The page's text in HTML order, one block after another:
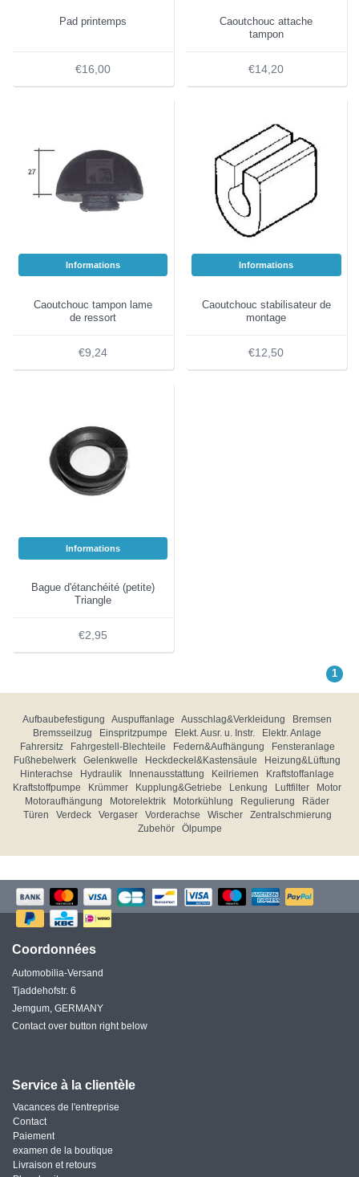
Pad printemps
€16,00
Caoutchouc attache
tampon
€14,20
Informations
Caoutchouc tampon lame
de ressort
€9,24
Informations
Caoutchouc stabilisateur de
montage
€12,50
Informations
Bague d'étanchéité (petite)
Triangle
€2,95
1
Aufbaubefestigung Auspuffanlage Ausschlag&Verkleidung
Bremsen
Bremsseilzug
Einspritzpumpe Elekt. Ausr. u. Instr.
Elektr. Anlage
Fahrersitz
Fahrgestell-Blechteile Federn&Aufhängung
Fensteranlage
Fußhebelwerk
Gelenkwelle Heckdeckel&Kastensäule
Heizung&Lüftung
Hinterachse
Hydraulik Innenausstattung Keilriemen
Kraftstoffanlage
Kraftstoffpumpe
Krümmer Kupplung&Getriebe Lenkung Luftfilter
Motor
Motoraufhängung
Motorelektrik Motorkühlung Regulierung
Räder
Türen
Verdeck Vergaser Vorderachse Wischer
Zentralschmierung
Zubehör
Ölpumpe
Coordonnées
Automobilia-Versand
Tjaddehofstr. 6
Jemgum, GERMANY
Contact over button right below
Service à la clientèle
Vacances de l'entreprise
Contact
Paiement
examen de la boutique
Livraison et retours